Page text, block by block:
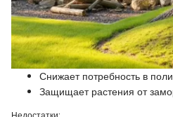
Снижает потребность в
Защищает растения от